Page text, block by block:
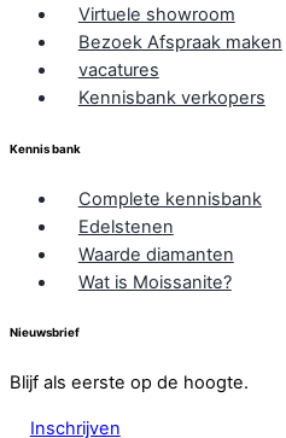
Virtuele showroom
Bezoek Afspraak maken
vacatures
Kennisbank verkopers
Kennis bank
Complete kennisbank
Edelstenen
Waarde diamanten
Wat is Moissanite?
Nieuwsbrief
Blijf als eerste op de hoogte.
Inschrijven